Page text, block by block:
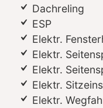
Dachreling
ESP
Elektr.
Elektr.
Elektr.
Elektr.
Elektr.